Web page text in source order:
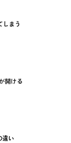
しまう
開ける
違い